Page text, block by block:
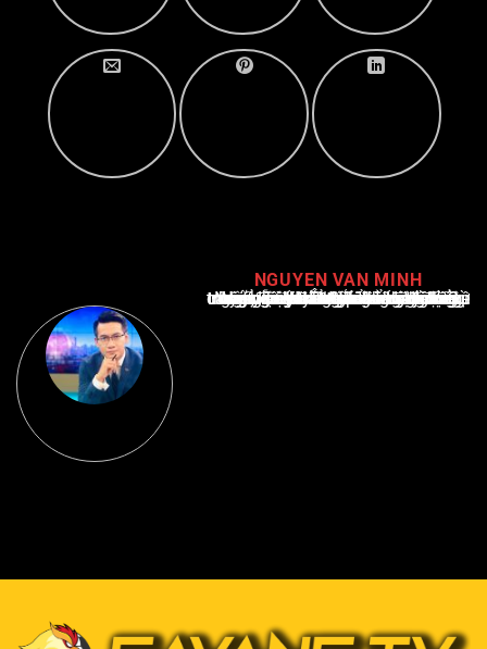
NGUYEN VAN MINH
Nguyễn Văn Minh là một trong những chuyên gia hàng đầu về báo cáo tin tức thể thao tại Việt Nam, với hơn 10 năm hoạt động trong ngành. Ông có kiến thức sâu rộng và kinh nghiệm đáng kể trong việc phân tích và báo cáo về các sự kiện thể thao hàng đầu. Sự hiểu biết sâu sắc của ông về ngành này đã giúp ông xây dựng uy tín và danh tiếng trong cộng đồng báo chí thể thao.